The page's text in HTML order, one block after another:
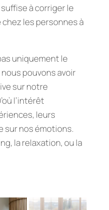
à corriger le
les personnes à
uniquement le
pouvons avoir
sur notre
l’intérêt
leurs
sur nos émotions.
la relaxation, ou la